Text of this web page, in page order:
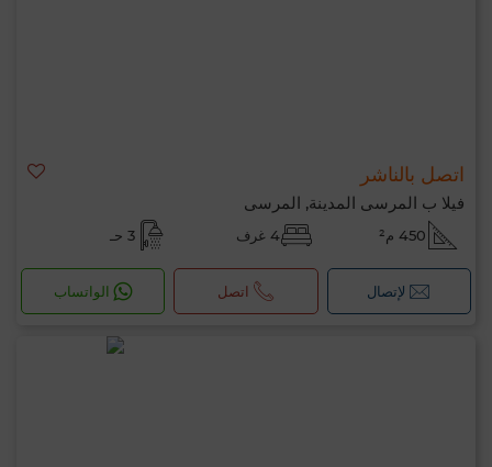
اتصل بالناشر
فيلا ب المرسى المدينة, المرسى
450 م² 4 غرف 3 حـ
لإتصال اتصل الواتساب